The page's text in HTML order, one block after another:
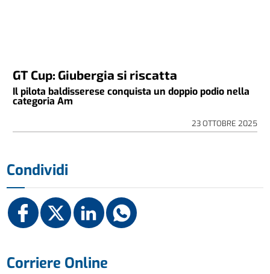
GT Cup: Giubergia si riscatta
Il pilota baldisserese conquista un doppio podio nella
categoria Am
23 OTTOBRE 2025
Condividi
Corriere Online